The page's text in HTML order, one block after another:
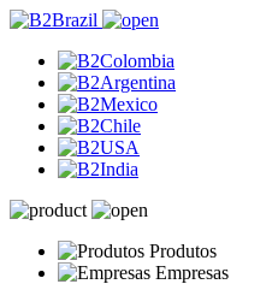
Produtos
Empresas